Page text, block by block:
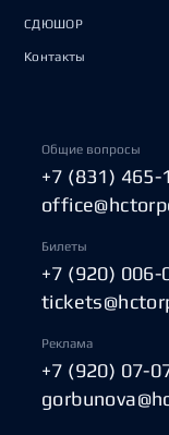
СДЮШОР
Контакты
Общие вопросы
+7 (831) 465-
Билеты
+7 (920) 006-
Реклама
+7 (920) 07-